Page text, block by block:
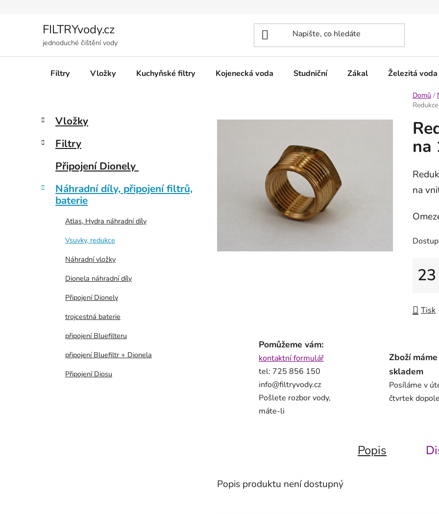
FILTRYvody.cz
jednoduché čištění vody
Filtry Vložky Kuchyňské filtry Kojenecká voda Studniční Zákal Železitá voda
Domů /
P
s
n
Přeskočit
kategorie
K
a
e
i
Vložky
Filtry
Připojení Dionely
Náhradní díly, připojení filtrů,
baterie
Atlas, Hydra náhradní díly
Vsuvky, redukce
Náhradní vložky
Dionela náhradní díly
Připojení Dionely
trojcestná baterie
připojení Bluefilteru
připojení Bluefiltr + Dionela
Připojení Diosu
na
na
Tisk
Pomůžeme vám:
kontaktní formulář
tel: 725 856 150
info@filtryvody.cz
Pošlete rozbor vody,
máte-li
Zboží máme
skladem
Posíláme v
čtvrtek
Popis
Popis produktu není dostupný